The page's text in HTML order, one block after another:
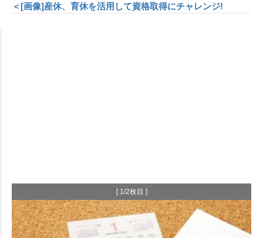
＜[画像]産休、育休を活用して資格取得にチャレンジ!
[ 1/2枚目 ]